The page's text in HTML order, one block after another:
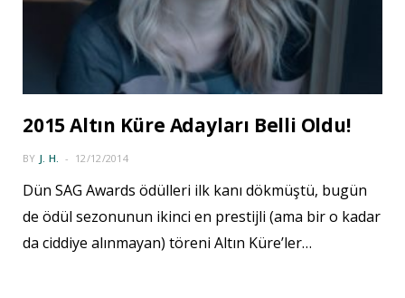
2015 Altın Küre Adayları Belli Oldu!
BY J. H. 12/12/2014
Dün SAG Awards ödülleri ilk kanı dökmüştü, bugün
de ödül sezonunun ikinci en prestijli (ama bir o kadar
da ciddiye alınmayan) töreni Altın Küre’ler…